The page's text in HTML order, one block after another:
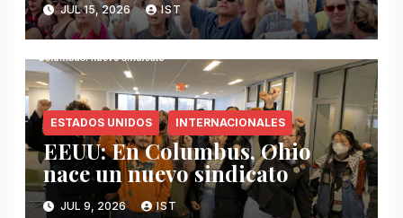
JUL 15, 2026 IST
ESTADOS UNIDOS INTERNACIONALES
EEUU: En Columbus, Ohio
nace un nuevo sindicato
JUL 9, 2026 IST